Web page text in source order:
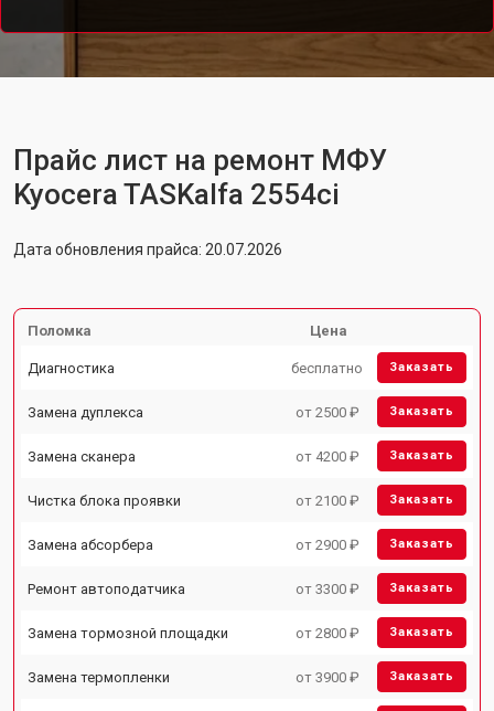
Прайс лист на ремонт МФУ
Kyocera TASKalfa 2554ci
Дата обновления прайса: 20.07.2026
Поломка Цена
Диагностика бесплатно Заказать
Замена дуплекса от 2500 ₽ Заказать
Замена сканера от 4200 ₽ Заказать
Чистка блока проявки от 2100 ₽ Заказать
Замена абсорбера от 2900 ₽ Заказать
Ремонт автоподатчика от 3300 ₽ Заказать
Замена тормозной площадки от 2800 ₽ Заказать
Замена термопленки от 3900 ₽ Заказать